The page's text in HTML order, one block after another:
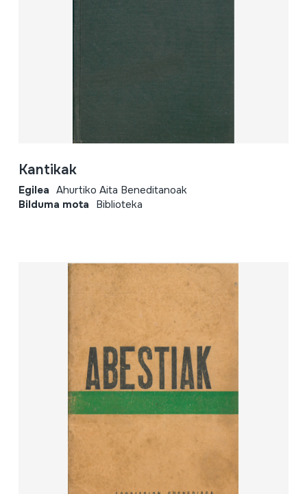
Kantikak
Egilea Ahurtiko Aita Beneditanoak
Bilduma mota Biblioteka